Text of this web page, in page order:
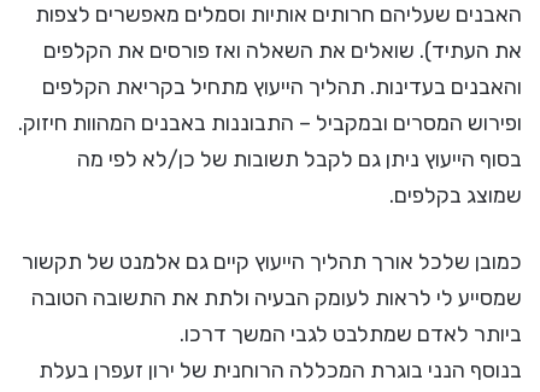
האבנים שעליהם חרותים אותיות וסמלים מאפשרים לצפות
את העתיד). שואלים את השאלה ואז פורסים את הקלפים
והאבנים בעדינות. תהליך הייעוץ מתחיל בקריאת הקלפים
ופירוש המסרים ובמקביל – התבוננות באבנים המהוות חיזוק.
בסוף הייעוץ ניתן גם לקבל תשובות של כן/לא לפי מה
שמוצג בקלפים.
כמובן שלכל אורך תהליך הייעוץ קיים גם אלמנט של תקשור
שמסייע לי לראות לעומק הבעיה ולתת את התשובה הטובה
ביותר לאדם שמתלבט לגבי המשך דרכו.
בנוסף הנני בוגרת המכללה הרוחנית של ירון זעפרן בעלת